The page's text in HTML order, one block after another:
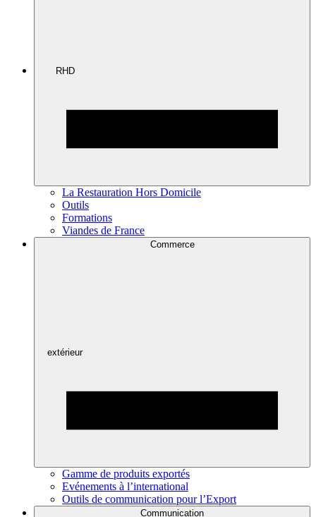
RHD
La Restauration Hors Domicile
Outils
Formations
Viandes de France
Commerce
extérieur
Gamme de produits exportés
Evénements à l’international
Outils de communication pour l’Export
Communication